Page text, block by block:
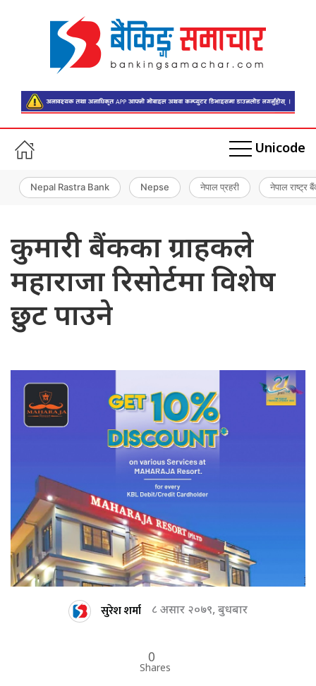
Unicode
Nepal Rastra Bank Nepse नेपाल प्रहरी नेपाल राष्ट्र
कुमारी बैंकका ग्राहकले
महाराजा रिसोर्टमा विशेष
छुट पाउने
सुरेश शर्मा ८ असार २०७९, बुधबार
0
Shares